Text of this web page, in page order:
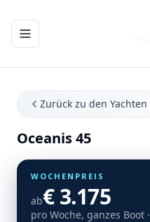
Navigationsmenü ein-/
Zurück zu den Yachten
Oceanis 45
WOCHENPREIS
ab€ 3.175
pro Woche, ganzes Boot